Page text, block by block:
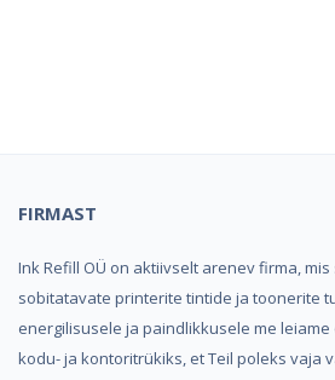
FIRMAST
Ink Refill OÜ on aktiivselt arenev firma,
sobitatavate printerite tintide ja toonerite
energilisusele ja paindlikkusele me
kodu- ja kontoritrükiks, et Teil poleks vaja